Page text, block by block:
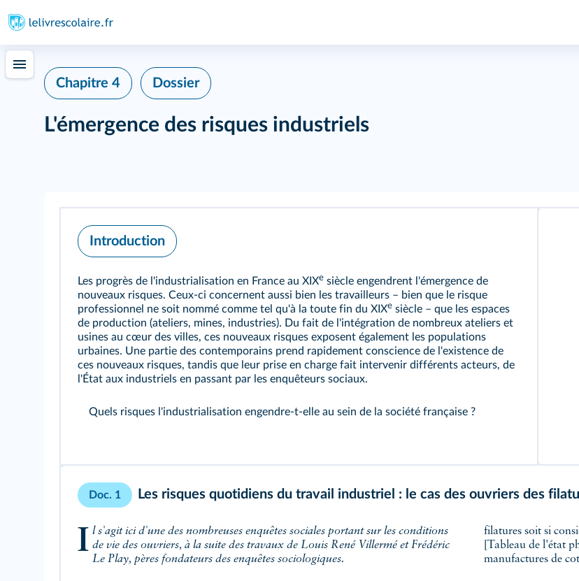
Chapitre 4 Dossier
L'émergence des risques industriels
Introduction
Les progrès de l'industrialisation en France au XIXe siècle engendrent l'émergence de
nouveaux risques. Ceux-ci concernent aussi bien les travailleurs – bien que le risque
professionnel ne soit nommé comme tel qu'à la toute fin du XIXe siècle – que les espaces
de production (ateliers, mines, industries). Du fait de l'intégration de nombreux ateliers et
usines au cœur des villes, ces nouveaux risques exposent également les populations
urbaines. Une partie des contemporains prend rapidement conscience de l'existence de
ces nouveaux risques, tandis que leur prise en charge fait intervenir différents acteurs, de
l'État aux industriels en passant par les enquêteurs sociaux.
Quels risques l'industrialisation engendre-t-elle au sein de la société française ?
Doc. 1 Les risques quotidiens du travail industriel : le cas des ouvriers des
Il s'agit ici d'une des nombreuses enquêtes sociales portant sur les conditions de vie des ouvriers, à la suite des travaux de Louis René Villermé et Frédéric
Le Play, pères fondateurs des enquêtes sociologiques.
filatures soit si
[Tableau de l'état
manufactures de